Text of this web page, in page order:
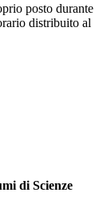
posto durante
distribuito al
di Scienze